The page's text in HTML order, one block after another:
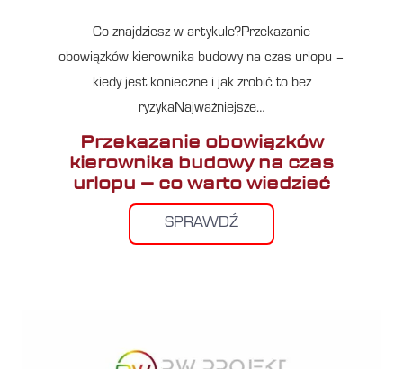
Co znajdziesz w artykule?Przekazanie
obowiązków kierownika budowy na czas urlopu –
kiedy jest konieczne i jak zrobić to bez
ryzykaNajważniejsze…
Przekazanie obowiązków
kierownika budowy na czas
urlopu – co warto wiedzieć
SPRAWDŹ